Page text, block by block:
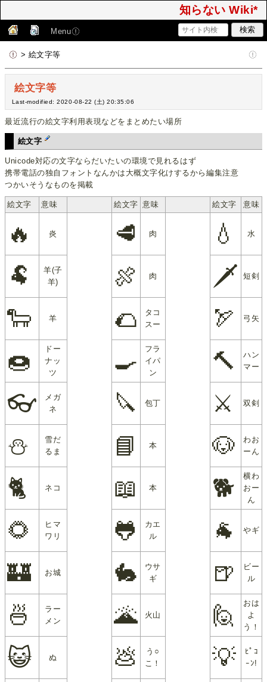
知らない Wiki*
Menu
> 絵文字等
絵文字等
Last-modified: 2020-08-22 (土) 20:35:06
最近流行の絵文字利用表現などをまとめたい場所
絵文字
Unicode対応の文字ならだいたいの環境で見れるはず
携帯電話の独自フォントなんかは大概文字化けするから編集注意
つかいそうなものを掲載
絵文字 意味 絵文字 意味 絵文字 意味
🔥 炎 🥩 肉 💧 水
🐏
羊(子
羊)
🍖 肉 🗡 短剣
🐑 羊 🌮
タコ
スー
🏹 弓矢
🍩
ドー
ナッ
ツ
🍳
フラ
イパ
ン
🔨
ハン
マー
👓
メガ
ネ
🔪 包丁 ⚔ 双剣
⛄
雪だ
るま
📘 本 🐶
わお
ーん
🐈 ネコ 📖 本 🐕
横わ
おー
ん
🌻
ヒマ
ワリ
🐸
カエ
ル
🐐 やギ
🏰 お城 🐇
ウサ
ギ
🍺
ビー
ル
🍜
ラー
メン
🌋 火山 🙋
おは
よ
う！
😺 ぬ 💩
う○
こ！
💡
ﾋﾟｺ
ｰﾝ!